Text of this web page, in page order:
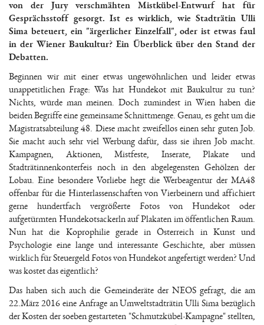
von der Jury verschmähten Mistkübel-Entwurf hat für
Gesprächsstoff gesorgt. Ist es wirklich, wie Stadträtin Ulli
Sima beteuert, ein "ärgerlicher Einzelfall", oder ist etwas faul
in der Wiener Baukultur? Ein Überblick über den Stand der
Debatten.
Beginnen wir mit einer etwas ungewöhnlichen und leider etwas
unappetitlichen Frage: Was hat Hundekot mit Baukultur zu tun?
Nichts, würde man meinen. Doch zumindest in Wien haben die
beiden Begriffe eine gemeinsame Schnittmenge. Genau, es geht um die
Magistratsabteilung 48. Diese macht zweifellos einen sehr guten Job.
Sie macht auch sehr viel Werbung dafür, dass sie ihren Job macht.
Kampagnen, Aktionen, Mistfeste, Inserate, Plakate und
Stadträtinnenkonterfeis noch in den abgelegensten Gehölzen der
Lobau. Eine besondere Vorliebe hegt die Werbeagentur der MA48
offenbar für die Hinterlassenschaften von Vierbeinern und affichiert
gerne hundertfach vergrößerte Fotos von Hundekot oder
aufgetürmten Hundekotsackerln auf Plakaten im öffentlichen Raum.
Nun hat die Koprophilie gerade in Österreich in Kunst und
Psychologie eine lange und interessante Geschichte, aber müssen
wirklich für Steuergeld Fotos von Hundekot angefertigt werden? Und
was kostet das eigentlich?
Das haben sich auch die Gemeinderäte der NEOS gefragt, die am
22.März 2016 eine Anfrage an Umweltstadträtin Ulli Sima bezüglich
der Kosten der soeben gestarteten "Schmutzkübel-Kampagne" stellten,